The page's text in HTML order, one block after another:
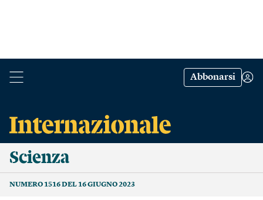
Abbonarsi
Scienza
NUMERO 1516 DEL 16 GIUGNO 2023